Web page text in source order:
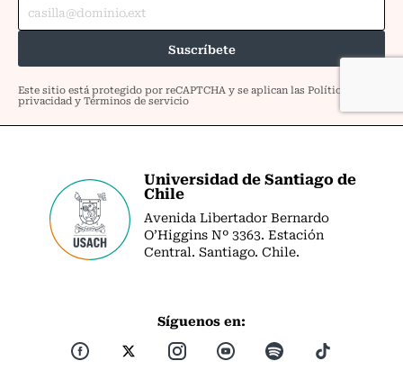
Universidad de Santiago de
Chile
Avenida Libertador Bernardo
O’Higgins Nº 3363. Estación
Central. Santiago. Chile.
Síguenos en: